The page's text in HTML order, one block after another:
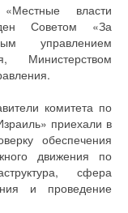
власти
Советом «За
управлением
Министерством
комитета по
приехали в
обеспечения
движения по
сфера
и проведение